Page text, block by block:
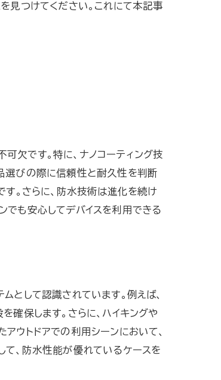
見つけてください。これにて本記事
欠です。特に、ナノコーティング技
選びの際に信頼性と耐久性を判断
す。さらに、防水技術は進化を続け
でも安心してデバイスを利用できる
として認識されています。例えば、
確保します。さらに、ハイキングや
ウトドアでの利用シーンにおいて、
て、防水性能が優れているケースを